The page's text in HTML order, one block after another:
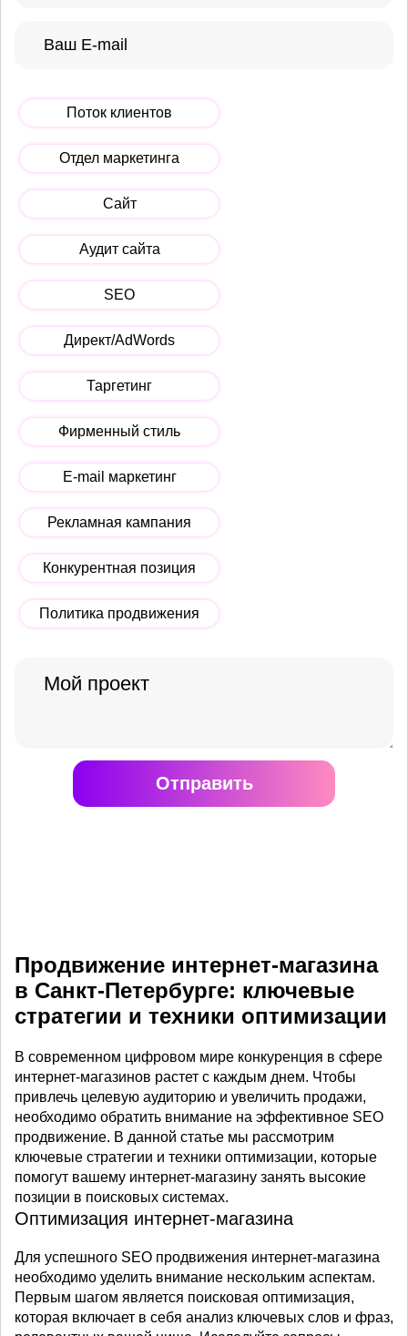
Поток клиентов
Отдел маркетинга
Сайт
Аудит сайта
SEO
Директ/AdWords
Таргетинг
Фирменный стиль
E-mail маркетинг
Рекламная кампания
Конкурентная позиция
Политика продвижения
Отправить
Продвижение интернет-магазина
в Санкт-Петербурге: ключевые
стратегии и техники оптимизации
В современном цифровом мире конкуренция в сфере
интернет-магазинов растет с каждым днем. Чтобы
привлечь целевую аудиторию и увеличить продажи,
необходимо обратить внимание на эффективное SEO
продвижение. В данной статье мы рассмотрим
ключевые стратегии и техники оптимизации, которые
помогут вашему интернет-магазину занять высокие
позиции в поисковых системах.
Оптимизация интернет-магазина
Для успешного SEO продвижения интернет-магазина
необходимо уделить внимание нескольким аспектам.
Первым шагом является поисковая оптимизация,
которая включает в себя анализ ключевых слов и фраз,